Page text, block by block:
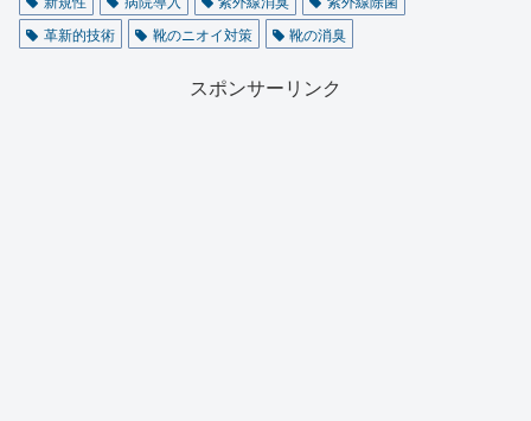
革新的技術
靴のニオイ対策 靴の消臭
スポンサーリンク